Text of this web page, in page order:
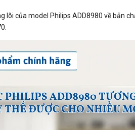
lõi của model Philips ADD8980 về bản